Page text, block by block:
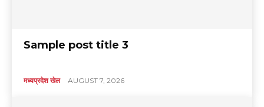
Sample post title 3
मध्यप्रदेश खेल AUGUST 7, 2026